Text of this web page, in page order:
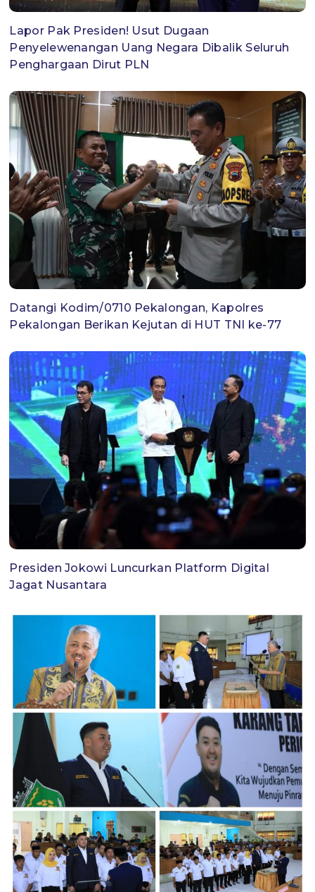
Lapor Pak Presiden! Usut Dugaan
Penyelewenangan Uang Negara Dibalik Seluruh
Penghargaan Dirut PLN
Datangi Kodim/0710 Pekalongan, Kapolres
Pekalongan Berikan Kejutan di HUT TNI ke-77
Presiden Jokowi Luncurkan Platform Digital
Jagat Nusantara